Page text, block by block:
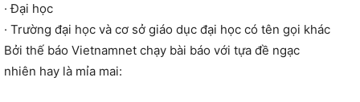
· Đại học
· Trường đại học và cơ sở giáo dục đại học có tên gọi khác
Bởi thế báo Vietnamnet chạy bài báo với tựa đề ngạc
nhiên hay là mỉa mai: